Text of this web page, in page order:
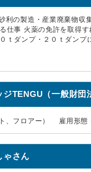
利の製造・産業廃棄物収
仕事 火薬の免許を取得
ｔダンプ・２０ｔダンプ
ジTENGU（一般財
、フロアー） 雇用形態
ゃさん